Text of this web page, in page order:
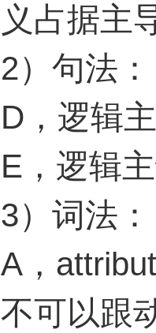
义占据主
2）句法
D，逻辑
E，逻辑
3）词法
A，
不可以跟